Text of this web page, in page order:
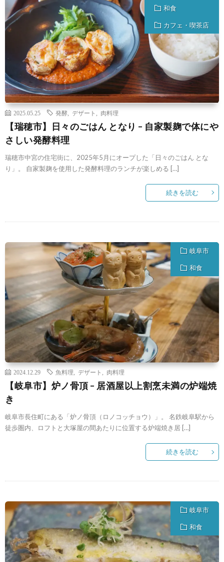
和食
カフェ・喫茶店
2025.05.25 発酵 デザート 肉料理
【瑞穂市】日々のごはん となり – 自家製麹で体にや
さしい発酵料理
瑞穂市中宮の住宅街に、2025年5月にオープした「日々のごはん とな
り」。 自家製麹を使用した発酵料理のランチが楽しめる […]
続きを読む
岐阜市
和食
2024.12.29 魚料理 デザート 肉料理
【岐阜市】炉ノ骨頂 – 居酒屋以上割烹未満の炉端焼
き
岐阜市長住町にある「炉ノ骨頂（ロノコッチョウ）」。 名鉄岐阜駅から
徒歩圏内、ロフトと大塚屋の間あたりに位置する炉端焼き居 […]
続きを読む
岐阜市
和食